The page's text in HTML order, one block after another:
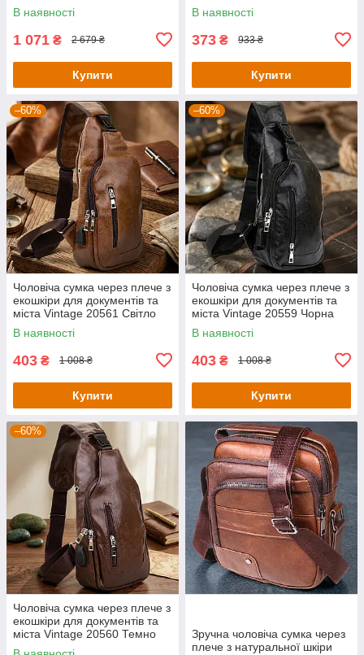
В наявності
1 071 ₴ 2 679 ₴
Купити
В наявності
373 ₴ 933 ₴
Купити
–60%
Чоловіча сумка через плече з
екошкіри для документів та
міста Vintage 20561 Світло
Коричнева
В наявності
403 ₴ 1 008 ₴
Купити
–60%
Чоловіча сумка через плече з
екошкіри для документів та
міста Vintage 20559 Чорна
В наявності
403 ₴ 1 008 ₴
Купити
–60%
Чоловіча сумка через плече з
екошкіри для документів та
міста Vintage 20560 Темно
Коричнева
Зручна чоловіча сумка через
плече з натуральної шкіри